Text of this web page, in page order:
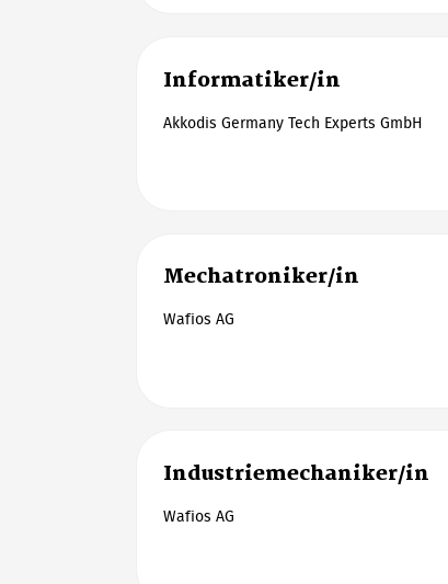
Informatiker/in
Akkodis Germany Tech Experts GmbH
Mechatroniker/in
Wafios AG
Industriemechaniker/in
Wafios AG